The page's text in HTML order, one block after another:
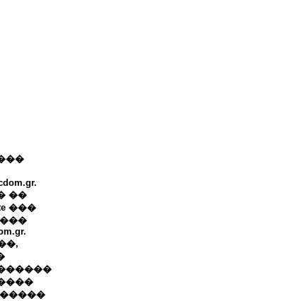
��
���